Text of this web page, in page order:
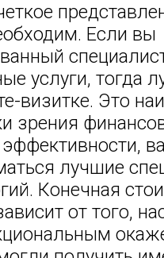
Если вы
услуги, тогда
визитке. Это
зрения
лучшие
Конечная
от того,